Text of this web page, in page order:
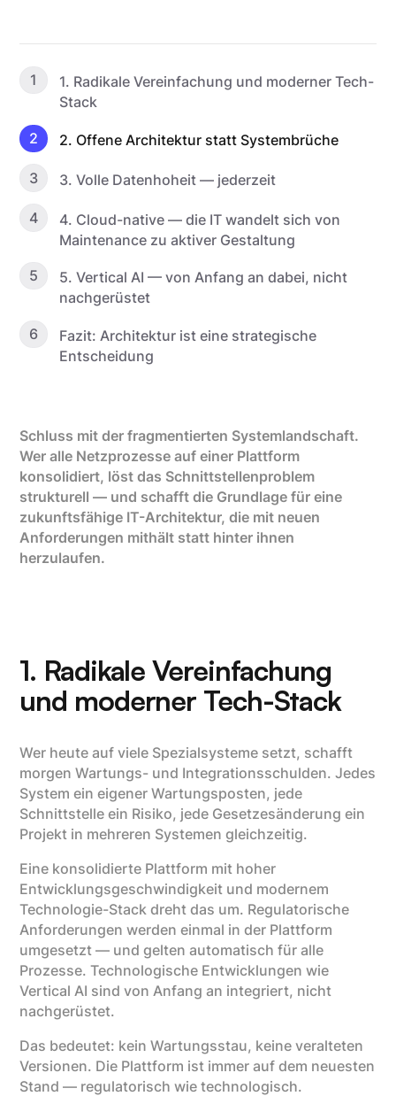
1
1. Radikale Vereinfachung und moderner Tech-
Stack
2 2. Offene Architektur statt Systembrüche
3 3. Volle Datenhoheit — jederzeit
4
4. Cloud-native — die IT wandelt sich von
Maintenance zu aktiver Gestaltung
5
5. Vertical AI — von Anfang an dabei, nicht
nachgerüstet
6
Fazit: Architektur ist eine strategische
Entscheidung
Schluss mit der fragmentierten Systemlandschaft.
Wer alle Netzprozesse auf einer Plattform
konsolidiert, löst das Schnittstellenproblem
strukturell — und schafft die Grundlage für eine
zukunftsfähige IT-Architektur, die mit neuen
Anforderungen mithält statt hinter ihnen
herzulaufen.
1. Radikale Vereinfachung
und moderner Tech-Stack
Wer heute auf viele Spezialsysteme setzt, schafft
morgen Wartungs- und Integrationsschulden. Jedes
System ein eigener Wartungsposten, jede
Schnittstelle ein Risiko, jede Gesetzesänderung ein
Projekt in mehreren Systemen gleichzeitig.
Eine konsolidierte Plattform mit hoher
Entwicklungsgeschwindigkeit und modernem
Technologie-Stack dreht das um. Regulatorische
Anforderungen werden einmal in der Plattform
umgesetzt — und gelten automatisch für alle
Prozesse. Technologische Entwicklungen wie
Vertical AI sind von Anfang an integriert, nicht
nachgerüstet.
Das bedeutet: kein Wartungsstau, keine veralteten
Versionen. Die Plattform ist immer auf dem neuesten
Stand — regulatorisch wie technologisch.